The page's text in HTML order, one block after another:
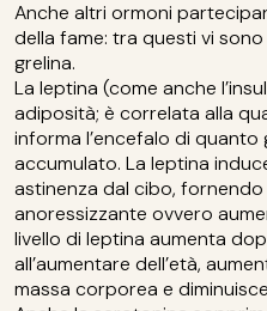
Anche altri ormoni
della fame: tra questi vi
grelina.
La leptina (come anche
adiposità; è correlata alla
informa l’encefalo di quanto
accumulato. La leptina
astinenza dal cibo,
anoressizzante ovvero
livello di leptina aumenta
all’aumentare dell’età,
massa corporea e